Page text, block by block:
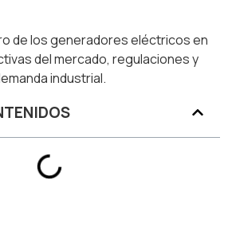
de los generadores eléctricos en
del mercado, regulaciones y
industrial.